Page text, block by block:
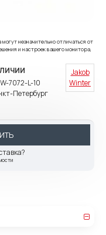
незначительно отличаться от
и настроек вашего монитора,
7072-L-10
Петербург
Jakob
Winter